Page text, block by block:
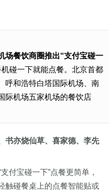
场餐饮商圈推出“支付宝碰一
碰一下就能点餐。北京首都
呼和浩特白塔国际机场、南
际机场五家机场的餐饮店
书亦烧仙草、喜家德、李先
付宝碰一下”点餐更简单，
触碰餐桌上的点餐智能贴或